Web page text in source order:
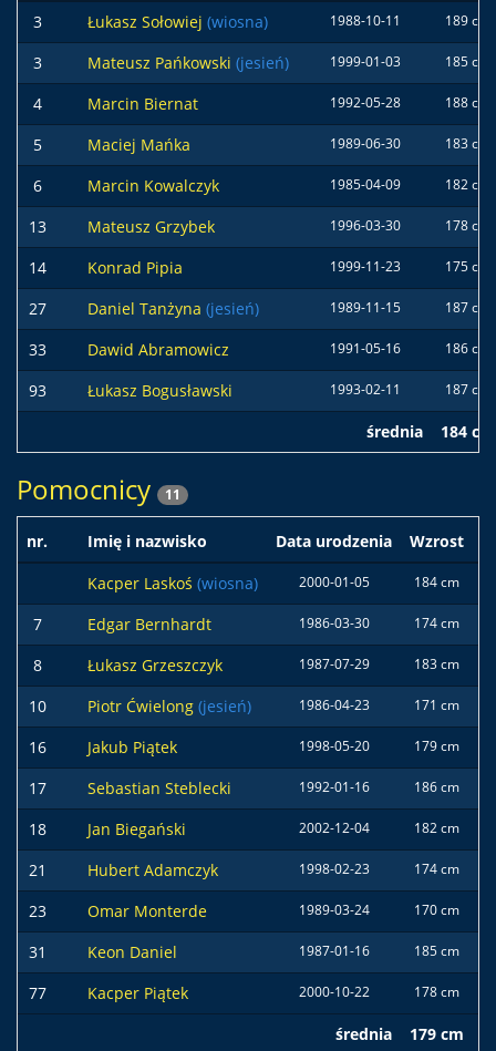
3
Łukasz Sołowiej (wiosna) 1988-10-11 189 cm
3 Mateusz Pańkowski (jesień) 1999-01-03 185 cm
4 Marcin Biernat 1992-05-28 188 cm
5 Maciej Mańka 1989-06-30 183 cm
6 Marcin Kowalczyk 1985-04-09 182 cm
13 Mateusz Grzybek 1996-03-30 178 cm
14 Konrad Pipia 1999-11-23 175 cm
27 Daniel Tanżyna (jesień) 1989-11-15 187 cm
33 Dawid Abramowicz 1991-05-16 186 cm
93 Łukasz Bogusławski 1993-02-11 187 cm
średnia 184 cm
Pomocnicy 11
nr. Imię i nazwisko Data urodzenia Wzrost
Kacper Laskoś (wiosna) 2000-01-05 184 cm
7 Edgar Bernhardt 1986-03-30 174 cm
8 Łukasz Grzeszczyk 1987-07-29 183 cm
10 Piotr Ćwielong (jesień) 1986-04-23 171 cm
16 Jakub Piątek 1998-05-20 179 cm
17 Sebastian Steblecki 1992-01-16 186 cm
18 Jan Biegański 2002-12-04 182 cm
21 Hubert Adamczyk 1998-02-23 174 cm
23 Omar Monterde 1989-03-24 170 cm
31 Keon Daniel 1987-01-16 185 cm
77 Kacper Piątek 2000-10-22 178 cm
średnia 179 cm